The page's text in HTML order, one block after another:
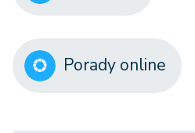
Porady online